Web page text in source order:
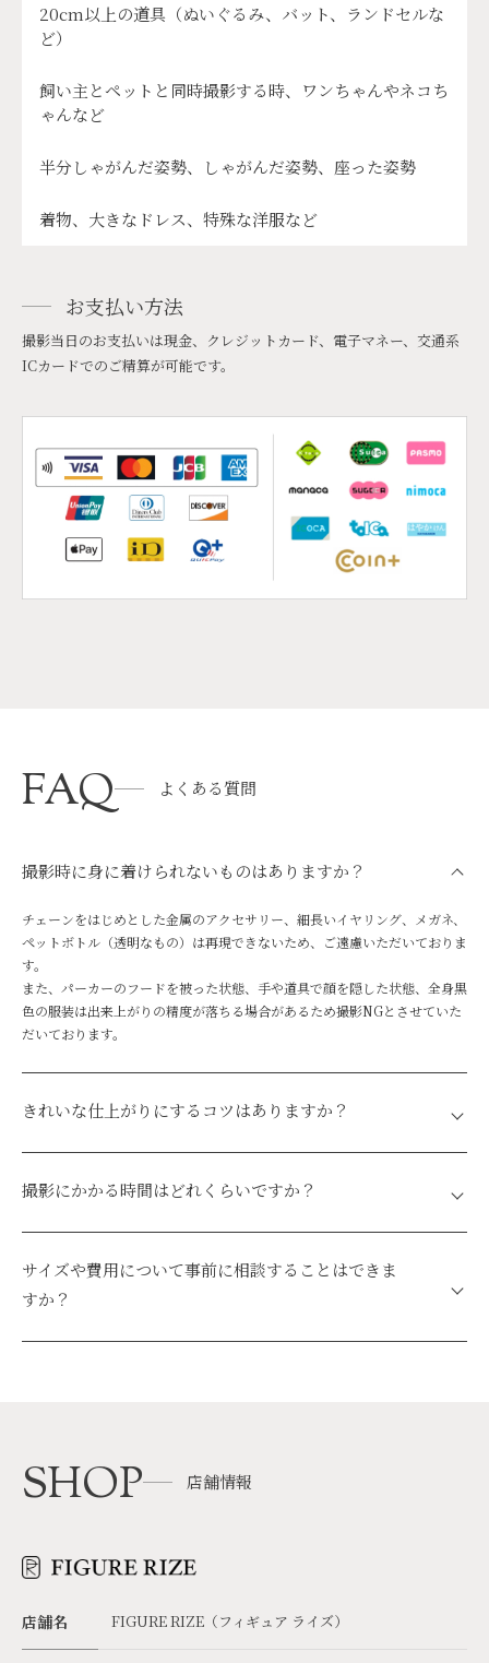
20cm以上の道具（ぬいぐるみ、バット、ランドセルな
ど）
飼い主とペットと同時撮影する時、ワンちゃんやネコち
ゃんなど
半分しゃがんだ姿勢、しゃがんだ姿勢、座った姿勢
着物、大きなドレス、特殊な洋服など
お支払い方法
撮影当日のお支払いは現金、クレジットカード、電子マネー、交通系
ICカードでのご精算が可能です。
FAQ よくある質問
撮影時に身に着けられないものはありますか？
チェーンをはじめとした金属のアクセサリー、細長いイヤリング、メガネ、
ペットボトル（透明なもの）は再現できないため、ご遠慮いただいておりま
す。
また、パーカーのフードを被った状態、手や道具で顔を隠した状態、全身黒
色の服装は出来上がりの精度が落ちる場合があるため撮影NGとさせていた
だいております。
きれいな仕上がりにするコツはありますか？
濃いスモーキーアイメイクはフィギュアの目が真っ黒になる原因となる可能
性があります。
また、レースなどの透明な洋服は再現の精度が落ちることがあります。
撮影にかかる時間はどれくらいですか？
ご来店から撮影完了まで約40分です。
サイズや費用について事前に相談することはできま
すか？
はい、可能です。事前のご相談は、RIZEの公式LINEよりお問い合わせくだ
SHOP 店舗情報
店舗名 FIGURE RIZE（フィギュア ライズ）